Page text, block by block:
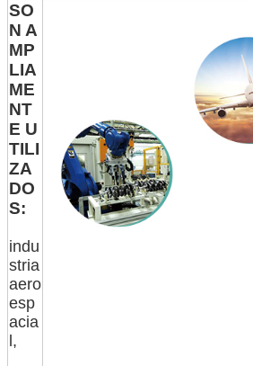
SO
N A
MP
LIA
ME
NT
E U
TILI
ZA
DO
S:
indu
stria
aero
esp
acia
l,